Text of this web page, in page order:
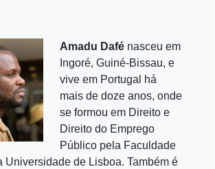
Amadu Dafé nasceu em
Ingoré, Guiné-Bissau, e
vive em Portugal há
mais de doze anos, onde
se formou em Direito e
Direito do Emprego
Público pela Faculdade
Universidade de Lisboa. Também é